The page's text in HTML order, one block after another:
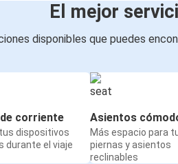
El mejor
disponibles que puedes
corriente
dispositivos
durante el viaje
Asientos
Más espacio para
piernas y asientos
reclinables